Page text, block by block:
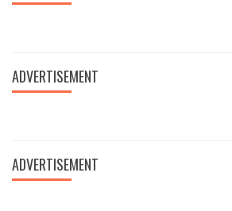
ADVERTISEMENT
ADVERTISEMENT